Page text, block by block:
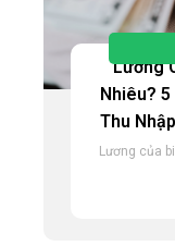
Lương
Nhiêu?
Thu
Lương của